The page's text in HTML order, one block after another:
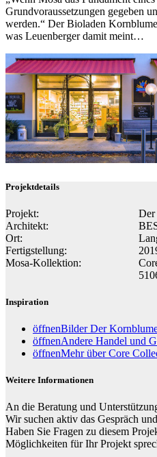
Grundvoraussetzungen gegeben
werden.“ Der Bioladen
was Leuenberger damit meint…
Projektdetails
Projekt:
Der
Architekt:
Ort:
Fertigstellung:
Mosa-Kollektion:
Inspiration
öffnenBilder Der
öffnenAndere Handel und
öffnenMehr über Core
Weitere Informationen
An die Beratung und
Wir suchen aktiv das Gespräch
Haben Sie Fragen zu diesem
Möglichkeiten für Ihr Projekt